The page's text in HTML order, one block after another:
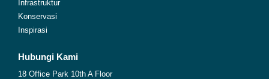
Infrastruktur
Konservasi
Inspirasi
Hubungi Kami
18 Office Park 10th A Floor